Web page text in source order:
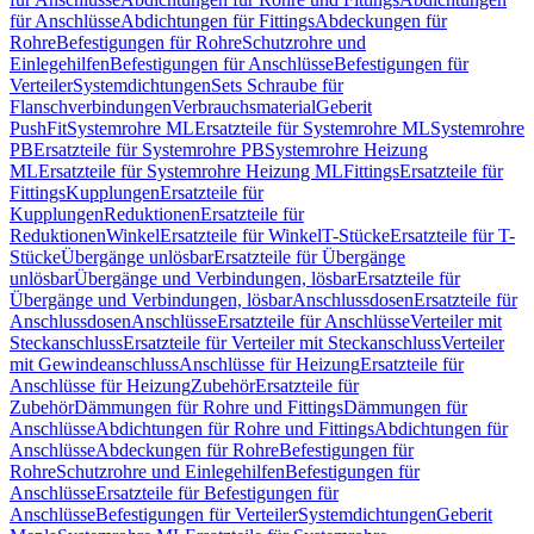
für AnschlüsseAbdichtungen für FittingsAbdeckungen für
RohreBefestigungen für RohreSchutzrohre und
EinlegehilfenBefestigungen für AnschlüsseBefestigungen für
VerteilerSystemdichtungenSets Schraube für
FlanschverbindungenVerbrauchsmaterialGeberit
PushFitSystemrohre MLErsatzteile für Systemrohre MLSystemrohre
PBErsatzteile für Systemrohre PBSystemrohre Heizung
MLErsatzteile für Systemrohre Heizung MLFittingsErsatzteile für
FittingsKupplungenErsatzteile für
KupplungenReduktionenErsatzteile für
ReduktionenWinkelErsatzteile für WinkelT-StückeErsatzteile für T-
StückeÜbergänge unlösbarErsatzteile für Übergänge
unlösbarÜbergänge und Verbindungen, lösbarErsatzteile für
Übergänge und Verbindungen, lösbarAnschlussdosenErsatzteile für
AnschlussdosenAnschlüsseErsatzteile für AnschlüsseVerteiler mit
SteckanschlussErsatzteile für Verteiler mit SteckanschlussVerteiler
mit GewindeanschlussAnschlüsse für HeizungErsatzteile für
Anschlüsse für HeizungZubehörErsatzteile für
ZubehörDämmungen für Rohre und FittingsDämmungen für
AnschlüsseAbdichtungen für Rohre und FittingsAbdichtungen für
AnschlüsseAbdeckungen für RohreBefestigungen für
RohreSchutzrohre und EinlegehilfenBefestigungen für
AnschlüsseErsatzteile für Befestigungen für
AnschlüsseBefestigungen für VerteilerSystemdichtungenGeberit